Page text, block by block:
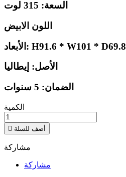
السعة: 315 لوت
اللون الابيض
الأبعاد: H91.6 * W101 * D69.8
الأصل: إيطاليا
الضمان: 5 سنوات
الكمية
 أضف للسلة
مشاركة
مشاركة